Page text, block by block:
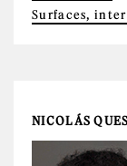
Surfaces,
NICOLÁS